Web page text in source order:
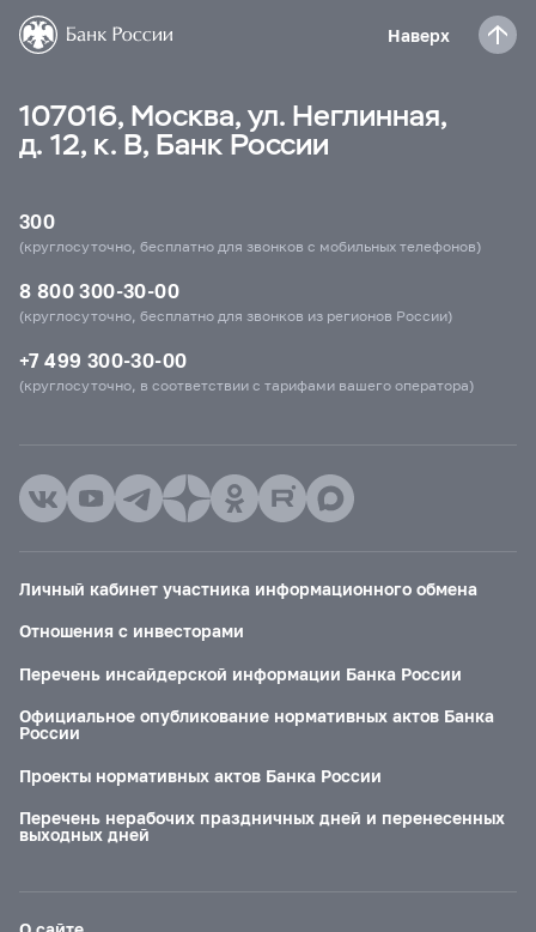
Наверх
107016, Москва, ул. Неглинная,
д. 12, к. В, Банк России
300
(круглосуточно, бесплатно для звонков с мобильных телефонов)
8 800 300-30-00
(круглосуточно, бесплатно для звонков из регионов России)
+7 499 300-30-00
(круглосуточно, в соответствии с тарифами вашего оператора)
Личный кабинет участника информационного обмена
Отношения с инвесторами
Перечень инсайдерской информации Банка России
Официальное опубликование нормативных актов Банка
России
Проекты нормативных актов Банка России
Перечень нерабочих праздничных дней и перенесенных
выходных дней